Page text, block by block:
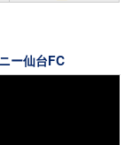
ー仙台FC